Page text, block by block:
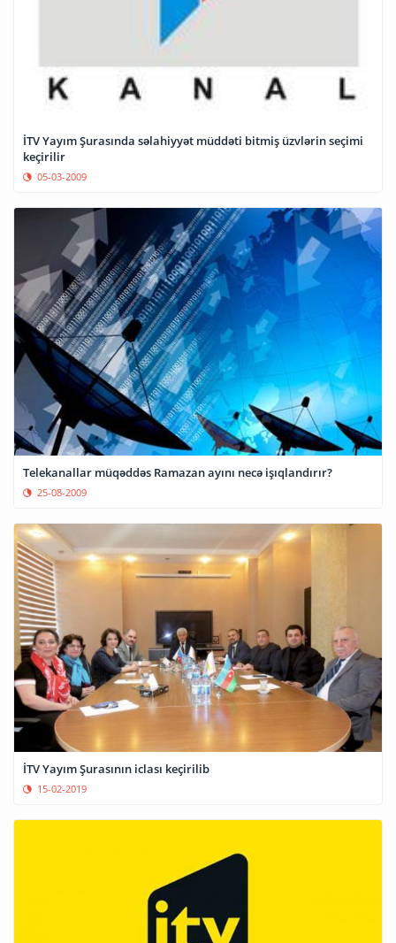
İTV Yayım Şurasında səlahiyyət müddəti bitmiş üzvlərin seçimi
keçirilir
05-03-2009
Telekanallar müqəddəs Ramazan ayını necə işıqlandırır?
25-08-2009
İTV Yayım Şurasının iclası keçirilib
15-02-2019